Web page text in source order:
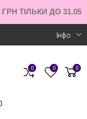
ТІЛЬКИ ДО 31.05
Iнфо
0 0 0